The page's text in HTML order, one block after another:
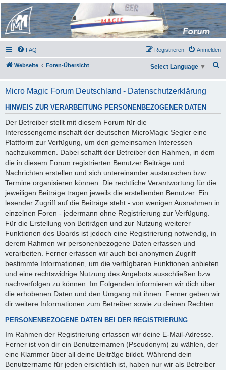
Micro Magic Forum
Deutschland
FAQ Anmelden
Registrieren
Webseite Foren-Übersicht
h
e
Select Language ▼
Micro Magic Forum Deutschland - Datenschutzerklärung
HINWEIS ZUR VERARBEITUNG PERSONENBEZOGENER DATEN
Der Betreiber stellt mit diesem Forum für die
Interessengemeinschaft der deutschen MicroMagic Segler eine
Plattform zur Verfügung, um den gemeinsamen Interessen
nachzukommen. Dabei schafft der Betreiber den Rahmen, in dem
die in diesem Forum registrierten Benutzer Beiträge und
Nachrichten erstellen und sich untereinander austauschen bzw.
Termine organisieren können. Die rechtliche Verantwortung für die
jeweiligen Beiträge tragen jeweils die erstellenden Benutzer. Ein
lesender Zugriff auf die Beiträge steht - von wenigen Ausnahmen in
einzelnen Foren - jedermann ohne Registrierung zur Verfügung.
Für die Erstellung von Beiträgen und zur Nutzung weiterer
Funktionen des Boards ist jedoch eine Registrierung notwendig, in
derem Rahmen wir personenbezogene Daten erfassen und
verarbeiten. Ferner erfassen wir auch bei anonymen Zugriff
bestimmte Informationen, um die verfügbaren Funktionen anbieten
und eine rechtswidrige Nutzung des Angebots ausschließen bzw.
nachverfolgen zu können. Im Folgenden informieren wir dich über
die erhobenen Daten und den Umgang mit ihnen. Ferner geben wir
dir weitere Informationen zum Betreiber sowie zu deinen Rechten.
PERSONENBEZOGENE DATEN BEI DER REGISTRIERUNG
Im Rahmen der Registrierung erfassen wir deine E-Mail-Adresse.
Ferner ist von dir ein Benutzernamen (Pseudonym) zu wählen, der
eine Klammer über all deine Beiträge bildet. Während dein
Benutzername für jeden ersichtlich ist, haben nur wir als Betreiber